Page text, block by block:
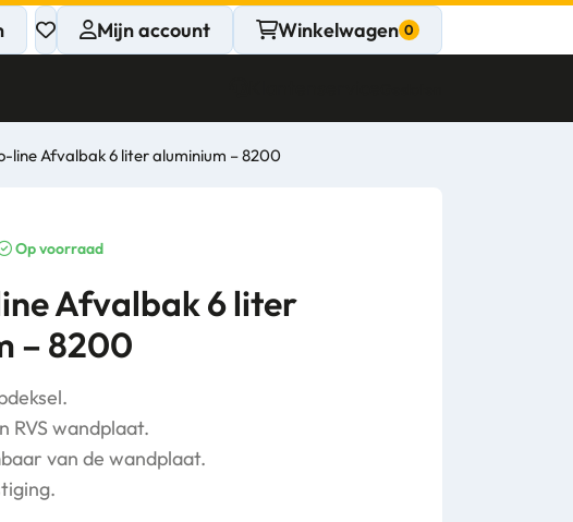
Mijn account Winkelwagen
advies
line Afvalbak 6 liter aluminium – 8200
Op voorraad
Afvalbak 6 liter
– 8200
RVS wandplaat.
van de wandplaat.